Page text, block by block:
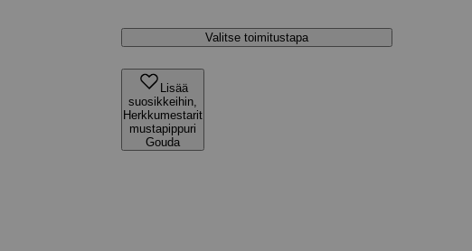
Valitse toimitustapa
Lisää
suosikkeihin,
Herkkumestarit
mustapippuri
Gouda